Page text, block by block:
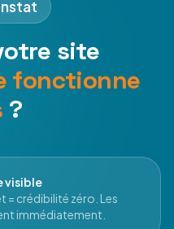
site
fonctionne
?
visible
= crédibilité zéro. Les
immédiatement.